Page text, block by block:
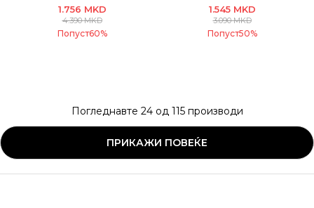
1.756 MKD
4.390MKD
Попуст60%
1.545 MKD
3.090MKD
Попуст50%
Погледнавте 24од 115производи
ПРИКАЖИ ПОВЕЌЕ